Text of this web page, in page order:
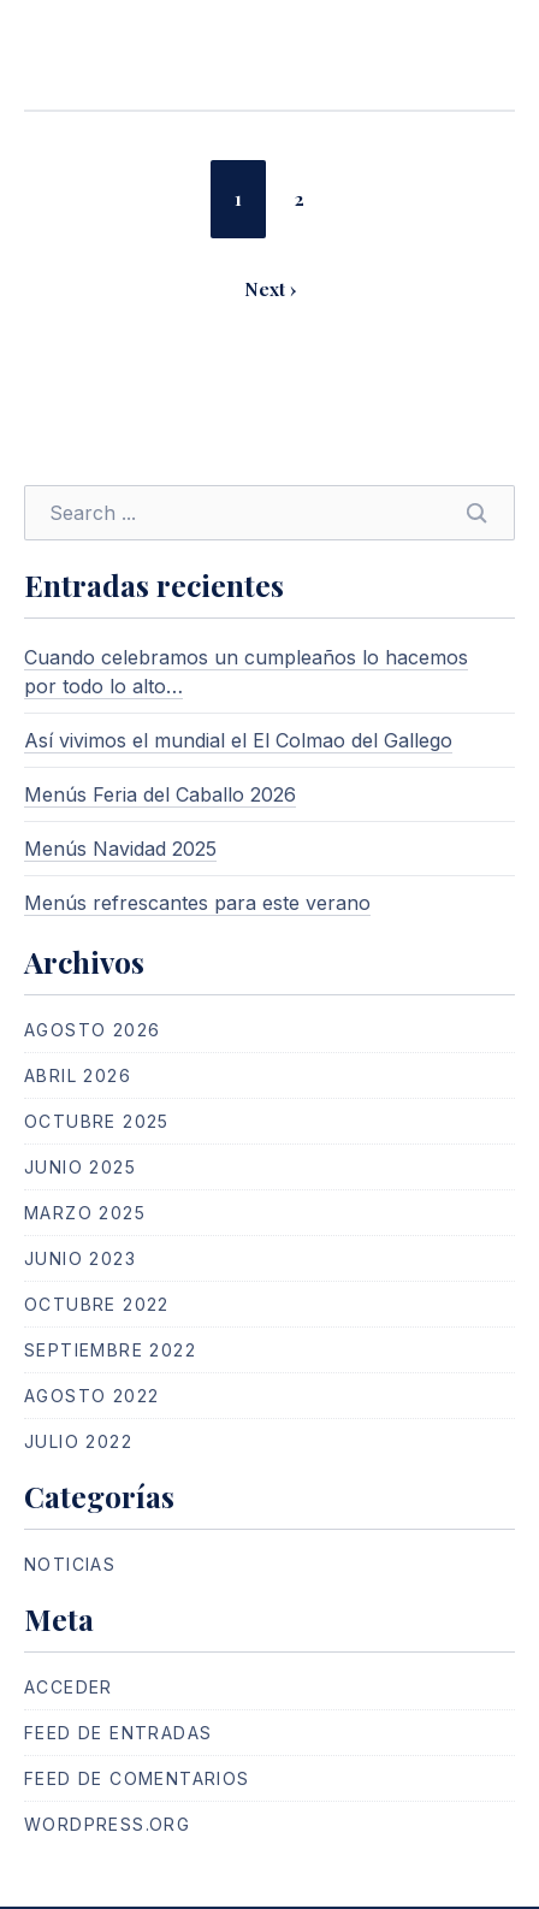
1 2
Next ›
Entradas recientes
Cuando celebramos un cumpleaños lo hacemos
por todo lo alto…
Así vivimos el mundial el El Colmao del Gallego
Menús Feria del Caballo 2026
Menús Navidad 2025
Menús refrescantes para este verano
Archivos
AGOSTO 2026
ABRIL 2026
OCTUBRE 2025
JUNIO 2025
MARZO 2025
JUNIO 2023
OCTUBRE 2022
SEPTIEMBRE 2022
AGOSTO 2022
JULIO 2022
Categorías
NOTICIAS
Meta
ACCEDER
FEED DE ENTRADAS
FEED DE COMENTARIOS
WORDPRESS.ORG